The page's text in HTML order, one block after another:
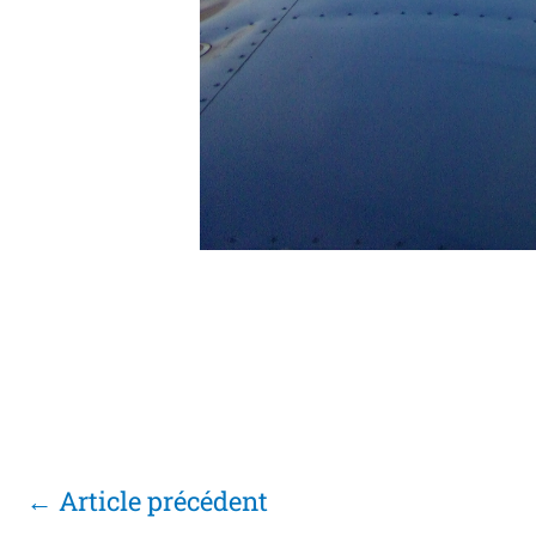
← Article précédent